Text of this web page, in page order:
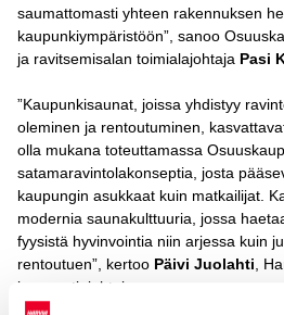
saumattomasti yhteen rakennuksen
kaupunkiympäristöön”, sanoo
ja ravitsemisalan toimialajohtaja Pasi
”Kaupunkisaunat, joissa yhdistyy
oleminen ja rentoutuminen,
olla mukana toteuttamassa
satamaravintolakonseptia, josta
kaupungin asukkaat kuin matkailijat.
modernia saunakulttuuria, jossa
fyysistä hyvinvointia niin arjessa kuin
rentoutuen”, kertoo Päivi Juolahti ,
innovaatiojohtaja.